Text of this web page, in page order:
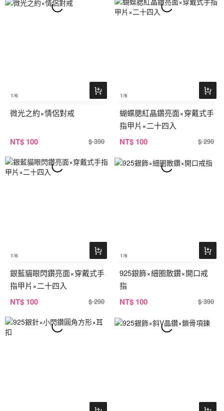
1/6
微光之約×情侶對戒
NT$ 100 $ 390
1/6
蝴蝶腮紅晶鑽亮面×穿戴式手
指甲片×二十四入
NT$ 100 $ 290
1/6
銀藍貓眼閃鑽亮面×穿戴式手
指甲片×二十四入
NT$ 100 $ 290
1/6
925銀飾×細圈散鑽×開口戒
指
NT$ 100 $ 390